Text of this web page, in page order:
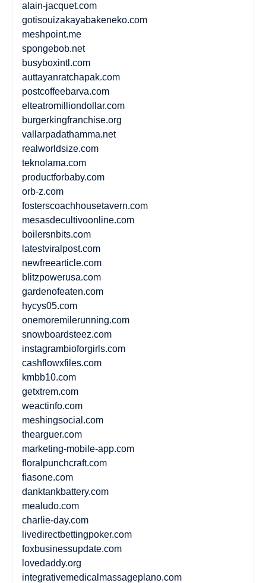
alain-jacquet.com
gotisouizakayabakeneko.com
meshpoint.me
spongebob.net
busyboxintl.com
auttayanratchapak.com
postcoffeebarva.com
elteatromilliondollar.com
burgerkingfranchise.org
vallarpadathamma.net
realworldsize.com
teknolama.com
productforbaby.com
orb-z.com
fosterscoachhousetavern.com
mesasdecultivoonline.com
boilersnbits.com
latestviralpost.com
newfreearticle.com
blitzpowerusa.com
gardenofeaten.com
hycys05.com
onemoremilerunning.com
snowboardsteez.com
instagrambioforgirls.com
cashflowxfiles.com
kmbb10.com
getxtrem.com
weactinfo.com
meshingsocial.com
thearguer.com
marketing-mobile-app.com
floralpunchcraft.com
fiasone.com
danktankbattery.com
mealudo.com
charlie-day.com
livedirectbettingpoker.com
foxbusinessupdate.com
lovedaddy.org
integrativemedicalmassageplano.com